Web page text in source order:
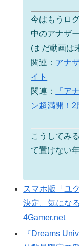
今はもうロ
中のアナザ
(まだ動画は
関連： アナ
イト
関連：
「ア
ン超満開！
こうしてみ
て置けない
スマホ版「ユ
決定。気にな
4Gamer.net
『Dreams